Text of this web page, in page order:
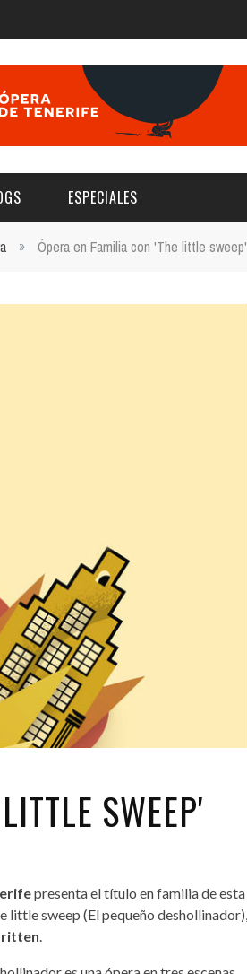
ESPECIALES
» Ópera en Familia con 'The little sweep'
SWEEP'
presenta el título en familia de esta
little sweep (El pequeño deshollinador),